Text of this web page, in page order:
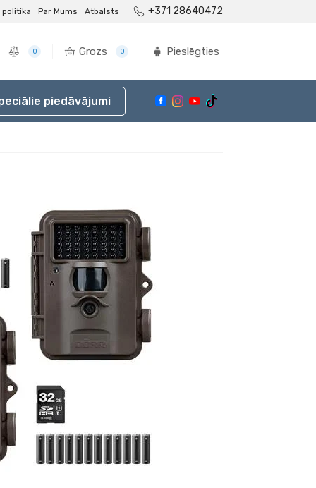
Par Mums Atbalsts +371 28640472
0 Grozs 0 Pieslēgties
piedāvājumi